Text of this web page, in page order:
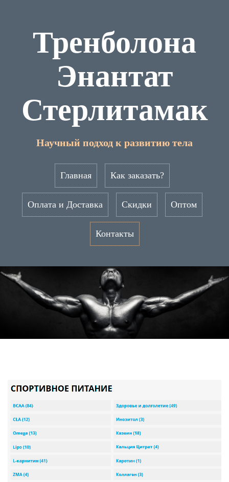
Тренболона
Энантат
Стерлитамак
Научный подход к развитию тела
Главная Как заказать?
Оплата и Доставка Скидки Оптом
Контакты